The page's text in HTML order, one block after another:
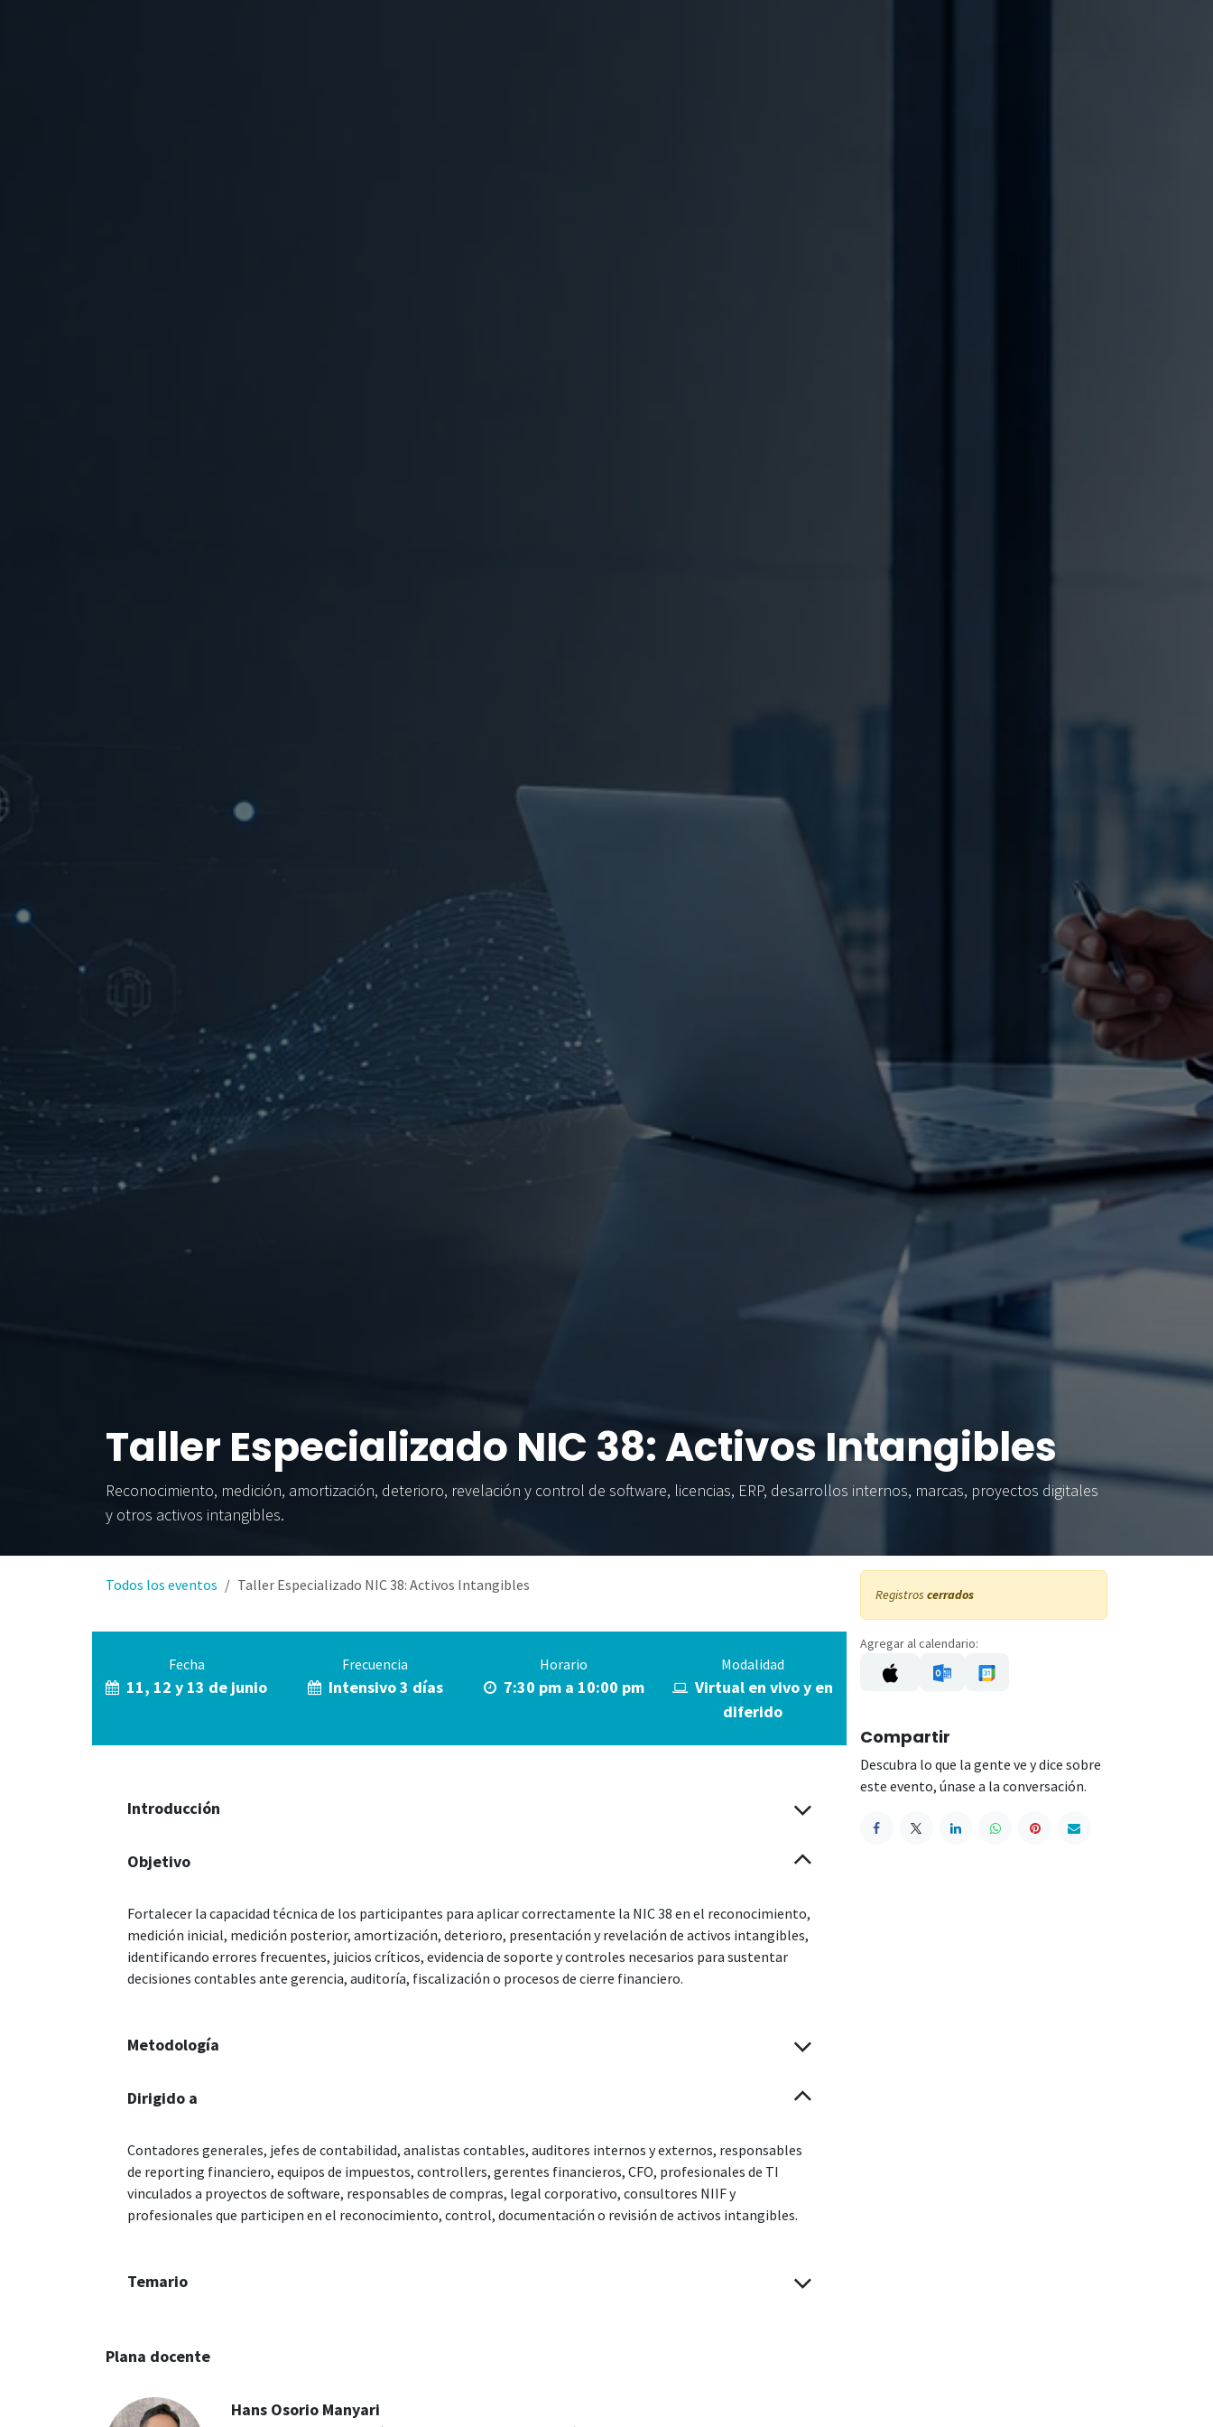
Taller Especializado NIC 38: Activos Intangibles
Reconocimiento, medición, amortización, deterioro, revelación y control de software, licencias, ERP, desarrollos internos, marcas, proyectos digitales
y otros activos intangibles.
Todos los eventos Taller Especializado NIC 38: Activos Intangibles
Fecha
11, 12 y 13 de junio
Frecuencia
Intensivo 3 días
Horario
7:30 pm a 10:00 pm
Modalidad
Virtual en vivo y en
diferido
Introducción
Objetivo
Fortalecer la capacidad técnica de los participantes para aplicar correctamente la NIC 38 en el reconocimiento,
medición inicial, medición posterior, amortización, deterioro, presentación y revelación de activos intangibles,
identificando errores frecuentes, juicios críticos, evidencia de soporte y controles necesarios para sustentar
decisiones contables ante gerencia, auditoría, fiscalización o procesos de cierre financiero.
Metodología
Dirigido a
Contadores generales, jefes de contabilidad, analistas contables, auditores internos y externos, responsables
de reporting financiero, equipos de impuestos, controllers, gerentes financieros, CFO, profesionales de TI
vinculados a proyectos de software, responsables de compras, legal corporativo, consultores NIIF y
profesionales que participen en el reconocimiento, control, documentación o revisión de activos intangibles.
Temario
Plana docente
Hans Osorio Manyari
Registros cerrados
Agregar al calendario:
Compartir
Descubra lo que la gente ve y dice sobre
este evento, únase a la conversación.